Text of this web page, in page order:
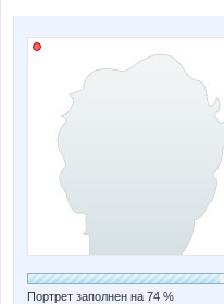
Портрет заполнен на 74 %